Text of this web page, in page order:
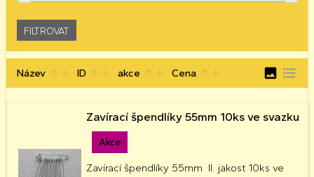
Název arrow_upward arrow_downward ID arrow_upward arrow_downward akce arrow_upward arrow_downward Cena arrow_upward arrow_downward image format_list_bulleted
Akce
Zavírací špendlíky 55mm 10ks ve svazku
Zavírací špendlíky 55mm II. jakost 10ks ve